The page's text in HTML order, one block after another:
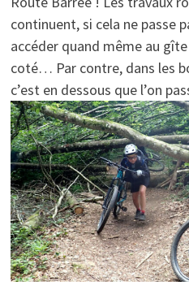
continuent, si cela ne passe
accéder quand même au
coté… Par contre, dans les
c’est en dessous que l’on